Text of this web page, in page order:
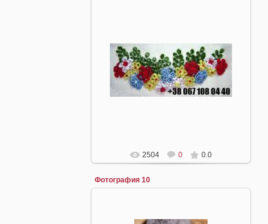
22.04.2008
mirpiar
2504 0 0.0
Фотография 10